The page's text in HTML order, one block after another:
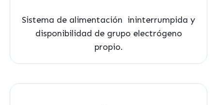
Sistema de alimentación ininterrumpida y
disponibilidad de grupo electrógeno
propio.